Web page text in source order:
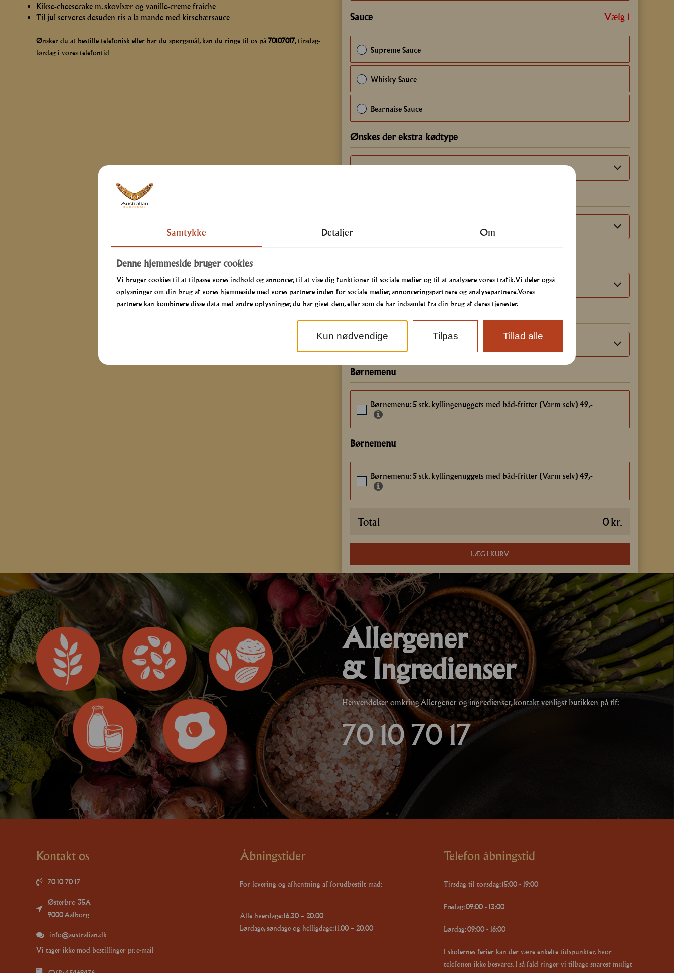
Sauce Vælg 1
Supreme Sauce
Whisky Sauce
Bearnaise Sauce
Ønskes der ekstra kødtype
Børnemenu
Børnemenu: 5 stk. kyllingenuggets med båd-fritter (Varm selv) 49,-
Børnemenu
Børnemenu: 5 stk. kyllingenuggets med båd-fritter (Varm selv) 49,-
Total 0 kr.
LÆG I KURV
Kikse-cheesecake m. skovbær og vanille-creme fraiche
Til jul serveres desuden ris a la mande med kirsebærsauce
Ønsker du at bestille telefonisk eller har du spørgsmål, kan du ringe til os på 70107017, tirsdag-
lørdag i vores telefontid
Allergener
& Ingredienser
Henvendelser omkring Allergener og ingredienser, kontakt venligst butikken på tlf:
70 10 70 17
Kontakt os
70 10 70 17
Østerbro 35A
9000 Aalborg
info@australian.dk
Vi tager ikke mod bestillinger pr. e-mail
Åbningstider
For levering og afhentning af forudbestilt mad:
Alle hverdage: 16.30 – 20.00
Lørdage, søndage og helligdage: 11.00 – 20.00
Telefon åbningstid
Tirsdag til torsdag: 15:00 - 19:00
Fredag: 09:00 - 13:00
Lørdag: 09:00 - 16:00
I skolernes ferier kan der være enkelte tidspunkter, hvor
telefonen ikke besvares. I så fald ringer vi tilbage snarest muligt
Samtykke Detaljer Om
Denne hjemmeside bruger cookies
Vi bruger cookies til at tilpasse vores indhold og annoncer, til at vise dig funktioner til sociale medier og til at analysere vores trafik. Vi deler også
oplysninger om din brug af vores hjemmeside med vores partnere inden for sociale medier, annonceringspartnere og analysepartnere. Vores
partnere kan kombinere disse data med andre oplysninger, du har givet dem, eller som de har indsamlet fra din brug af deres tjenester.
Kun nødvendige Tilpas Tillad alle